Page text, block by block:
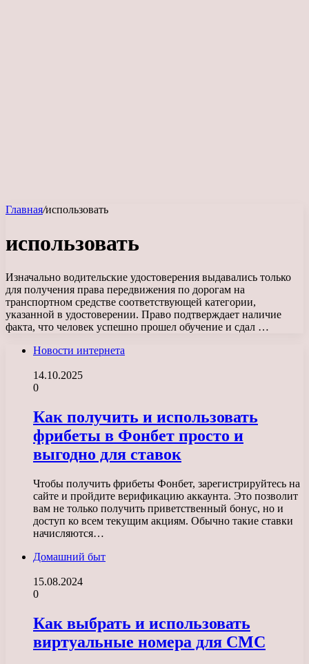
Главная/использовать
использовать
Изначально водительские удостоверения выдавались только
для получения права передвижения по дорогам на
транспортном средстве соответствующей категории,
указанной в удостоверении. Право подтверждает наличие
факта, что человек успешно прошел обучение и сдал …
Новости интернета
14.10.2025
0
Как получить и использовать
фрибеты в Фонбет просто и
выгодно для ставок
Чтобы получить фрибеты Фонбет, зарегистрируйтесь на
сайте и пройдите верификацию аккаунта. Это позволит
вам не только получить приветственный бонус, но и
доступ ко всем текущим акциям. Обычно такие ставки
начисляются…
Домашний быт
15.08.2024
0
Как выбрать и использовать
виртуальные номера для СМС